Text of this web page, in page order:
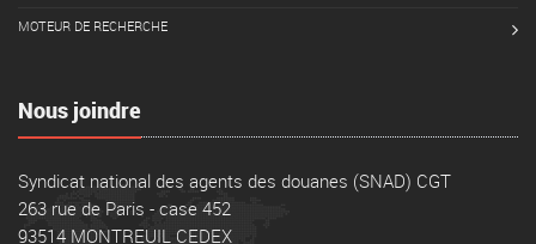
MOTEUR DE RECHERCHE
Nous joindre
Syndicat national des agents des douanes (SNAD) CGT
263 rue de Paris - case 452
93514 MONTREUIL CEDEX